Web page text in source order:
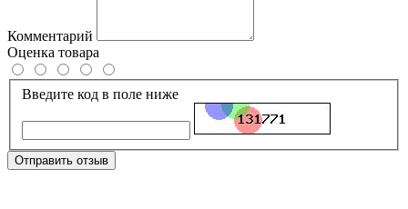
Комментарий
Оценка товара
Введите код в поле ниже
Отправить отзыв